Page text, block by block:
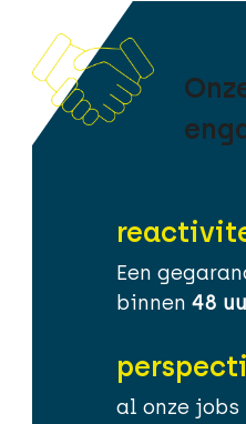
Een
binnen48
al onze